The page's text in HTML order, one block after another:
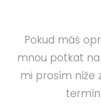
Pokud máš
mnou potkat na
mi prosím níže